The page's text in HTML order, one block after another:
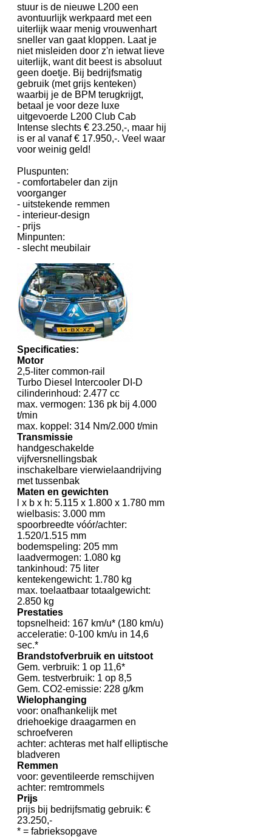
stuur is de nieuwe L200 een
avontuurlijk werkpaard met een
uiterlijk waar menig vrouwenhart
sneller van gaat kloppen. Laat je
niet misleiden door z'n ietwat lieve
uiterlijk, want dit beest is absoluut
geen doetje. Bij bedrijfsmatig
gebruik (met grijs kenteken)
waarbij je de BPM terugkrijgt,
betaal je voor deze luxe
uitgevoerde L200 Club Cab
Intense slechts € 23.250,-, maar hij
is er al vanaf € 17.950,-. Veel waar
voor weinig geld!
Pluspunten:
- comfortabeler dan zijn
voorganger
- uitstekende remmen
- interieur-design
- prijs
Minpunten:
- slecht meubilair
Specificaties:
Motor
2,5-liter common-rail
Turbo Diesel Intercooler DI-D
cilinderinhoud: 2.477 cc
max. vermogen: 136 pk bij 4.000
t/min
max. koppel: 314 Nm/2.000 t/min
Transmissie
handgeschakelde
vijfversnellingsbak
inschakelbare vierwielaandrijving
met tussenbak
Maten en gewichten
l x b x h: 5.115 x 1.800 x 1.780 mm
wielbasis: 3.000 mm
spoorbreedte vóór/achter:
1.520/1.515 mm
bodemspeling: 205 mm
laadvermogen: 1.080 kg
tankinhoud: 75 liter
kentekengewicht: 1.780 kg
max. toelaatbaar totaalgewicht:
2.850 kg
Prestaties
topsnelheid: 167 km/u* (180 km/u)
acceleratie: 0-100 km/u in 14,6
sec.*
Brandstofverbruik en uitstoot
Gem. verbruik: 1 op 11,6*
Gem. testverbruik: 1 op 8,5
Gem. CO2-emissie: 228 g/km
Wielophanging
voor: onafhankelijk met
driehoekige draagarmen en
schroefveren
achter: achteras met half elliptische
bladveren
Remmen
voor: geventileerde remschijven
achter: remtrommels
Prijs
prijs bij bedrijfsmatig gebruik: €
23.250,-
* = fabrieksopgave